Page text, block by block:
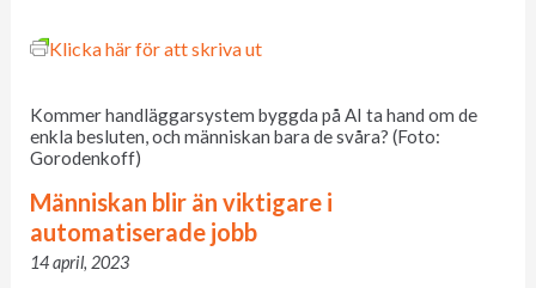
Klicka här för att skriva ut
Kommer handläggarsystem byggda på AI ta hand om de
enkla besluten, och människan bara de svåra? (Foto:
Gorodenkoff)
Människan blir än viktigare i
automatiserade jobb
14 april, 2023